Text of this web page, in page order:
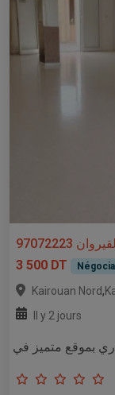
3 500 DT
Kairouan Nord,
Il y 2 jours